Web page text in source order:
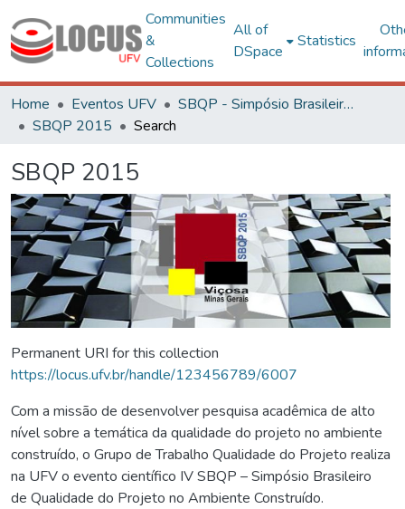
Communities
&
Collections
All of
DSpace
Statistics
Home Eventos UFV
SBQP - Simpósio Brasileiro de Qualidade do Projeto no Ambiente Construído
SBQP 2015
Search
SBQP 2015
Permanent URI for this collection
https://locus.ufv.br/handle/123456789/6007
Com a missão de desenvolver pesquisa acadêmica de alto
nível sobre a temática da qualidade do projeto no ambiente
construído, o Grupo de Trabalho Qualidade do Projeto realiza
na UFV o evento científico IV SBQP – Simpósio Brasileiro
de Qualidade do Projeto no Ambiente Construído.